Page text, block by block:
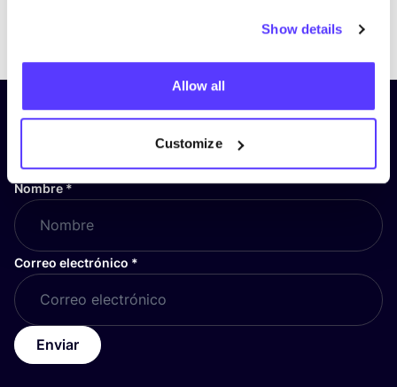
Show details
Allow all
Customize
Previous
¡Suscríbete a nuestro boletín
y mantente informado!
Nombre*
Correo electrónico *
Enviar